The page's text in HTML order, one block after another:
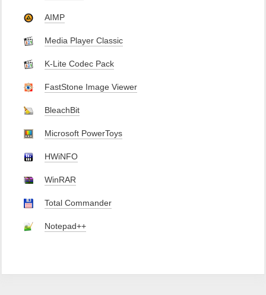
AIMP
Media Player Classic
K-Lite Codec Pack
FastStone Image Viewer
BleachBit
Microsoft PowerToys
HWiNFO
WinRAR
Total Commander
Notepad++